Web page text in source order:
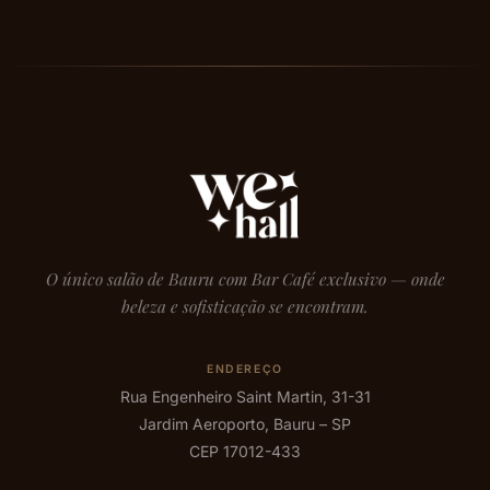
O único salão de Bauru com Bar Café exclusivo — onde
beleza e sofisticação se encontram.
ENDEREÇO
Rua Engenheiro Saint Martin, 31-31
Jardim Aeroporto, Bauru – SP
CEP 17012-433